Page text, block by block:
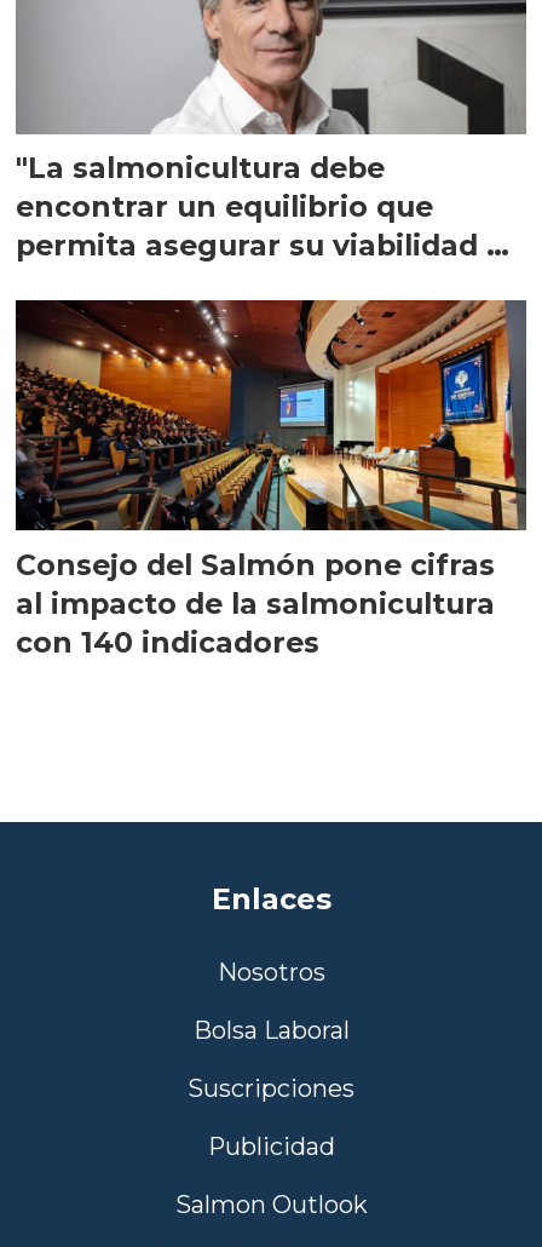
"La salmonicultura debe
encontrar un equilibrio que
permita asegurar su viabilidad de
Consejo del Salmón pone cifras
al impacto de la salmonicultura
con 140 indicadores
Enlaces
Nosotros
Bolsa Laboral
Suscripciones
Publicidad
Salmon Outlook